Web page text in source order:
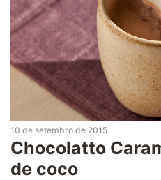
10 de setembro de 2015
Chocolatto
de coco